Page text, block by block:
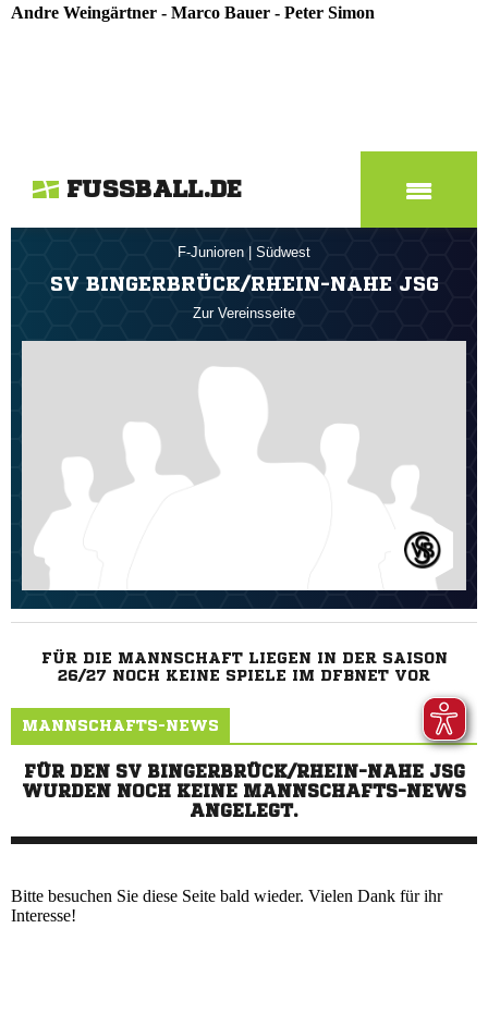
Andre Weingärtner - Marco Bauer - Peter Simon
Bitte besuchen Sie diese Seite bald wieder. Vielen Dank für ihr
Interesse!